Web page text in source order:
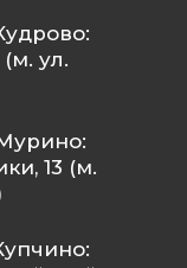
ул.
13 (м.